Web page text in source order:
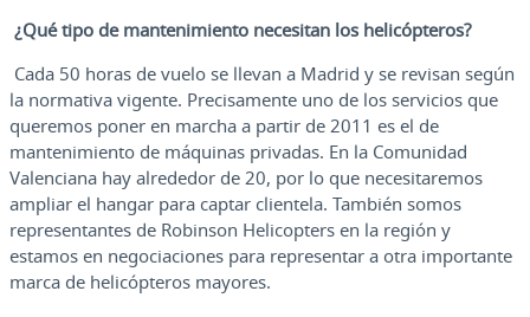
¿Qué tipo de mantenimiento necesitan los helicópteros?
Cada 50 horas de vuelo se llevan a Madrid y se revisan según
la normativa vigente. Precisamente uno de los servicios que
queremos poner en marcha a partir de 2011 es el de
mantenimiento de máquinas privadas. En la Comunidad
Valenciana hay alrededor de 20, por lo que necesitaremos
ampliar el hangar para captar clientela. También somos
representantes de Robinson Helicopters en la región y
estamos en negociaciones para representar a otra importante
marca de helicópteros mayores.